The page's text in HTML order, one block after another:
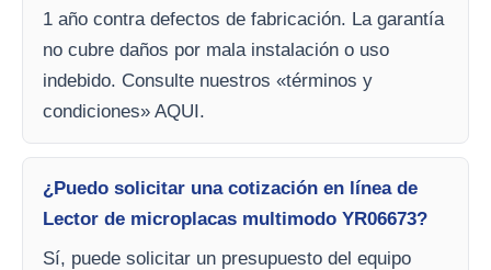
1 año contra defectos de fabricación. La garantía
no cubre daños por mala instalación o uso
indebido. Consulte nuestros «términos y
condiciones» AQUI.
¿Puedo solicitar una cotización en línea de
Lector de microplacas multimodo YR06673?
Sí, puede solicitar un presupuesto del equipo